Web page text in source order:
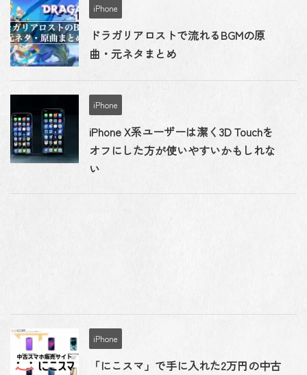
iPhone
ドラガリアロストで流れるBGMの原
曲・元ネタまとめ
iPhone
iPhone X系ユーザーは潔く3D Touchを
オフにした方が使いやすいかもしれな
い
iPhone
「にこスマ」で手に入れた2万円の中古